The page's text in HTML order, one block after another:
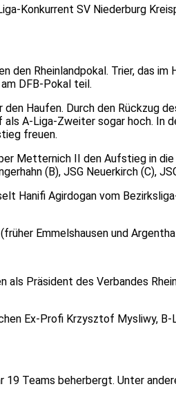
Konkurrent SV Niederburg
den Rheinlandpokal. Trier, das
DFB-Pokal teil.
Haufen. Durch den Rückzug
A-Liga-Zweiter sogar hoch. In
freuen.
Metternich II den Aufstieg in
(B), JSG Neuerkirch (C),
Hanifi Agirdogan vom
Emmelshausen und
Präsident des Verbandes
Ex-Profi Krzysztof Mysliwy,
Teams beherbergt. Unter